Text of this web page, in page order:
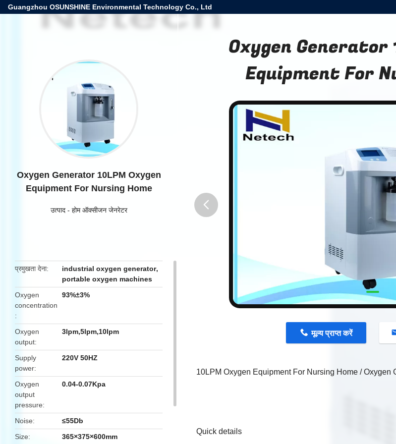
Guangzhou OSUNSHINE Environmental Technology Co., Ltd
Oxygen Generator 10LPM Oxygen
Equipment For Nursing Home
उत्पाद- होम ऑक्सीजन जेनरेटर
प्रमुखता देना industrial oxygen generator,
portable oxygen machines
Oxygen
concentration
93%±3%
Oxygen
output
3lpm,5lpm,10lpm
Supply
power
220V 50HZ
Oxygen
output
pressure
0.04-0.07Kpa
Noise
≤55Db
Size
365×375×600mm
Oxygen Generator
Equipment For
मूल्य प्राप्त करें
10LPM Oxygen Equipment For Nursing Home / Oxygen
Quick details